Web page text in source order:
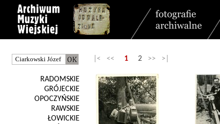
RADOMSKIE
GRÓJECKIE
OPOCZYŃSKIE
RAWSKIE
ŁOWICKIE
|< << 1 2 >> >|